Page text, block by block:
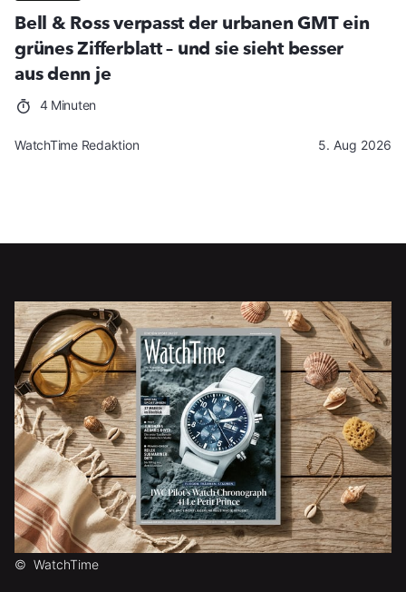
Bell & Ross verpasst der urbanen GMT ein
grünes Zifferblatt – und sie sieht besser
aus denn je
4 Minuten
WatchTime Redaktion 5. Aug 2026
© WatchTime